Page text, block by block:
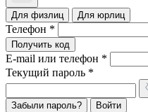
Для физлиц Для юрлиц
Телефон *
Получить код
E-mail или телефон *
Текущий пароль *
Забыли пароль? Войти